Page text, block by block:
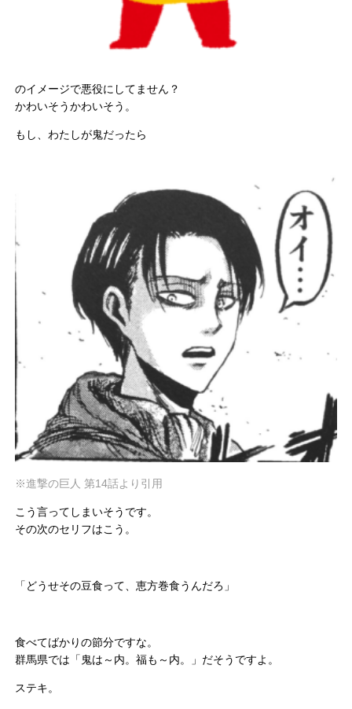
のイメージで悪役にしてません？
かわいそうかわいそう。
もし、わたしが鬼だったら
※進撃の巨人 第14話より引用
こう言ってしまいそうです。
その次のセリフはこう。
「どうせその豆食って、恵方巻食うんだろ」
食べてばかりの節分ですな。
群馬県では「鬼は～内。福も～内。」だそうですよ。
ステキ。